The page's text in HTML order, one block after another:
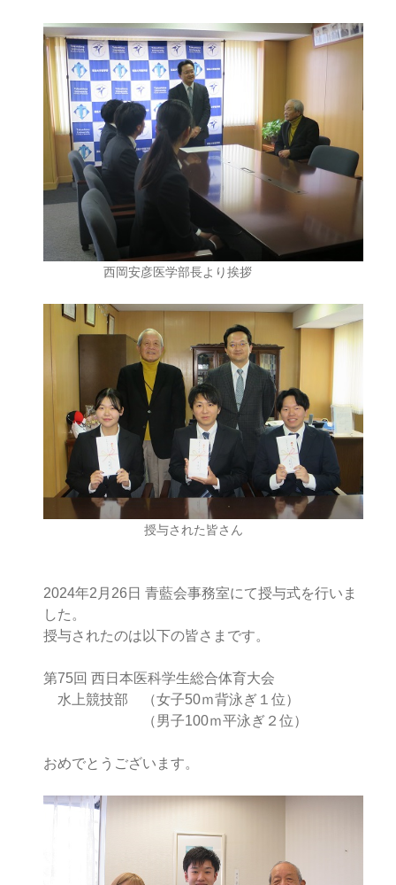
西岡安彦医学部長より挨拶
授与された皆さん
2024年2月26日 青藍会事務室にて授与式を行いま
した。
授与されたのは以下の皆さまです。
第75回 西日本医科学生総合体育大会
水上競技部 （女子50ｍ背泳ぎ１位）
（男子100ｍ平泳ぎ２位）
おめでとうございます。